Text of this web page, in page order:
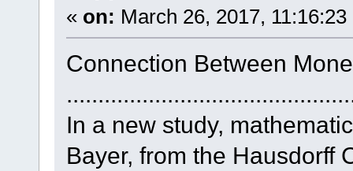
« on: March 26, 2017, 11:16:23
Connection Between
In a new study,
Bayer, from the Hausdorff